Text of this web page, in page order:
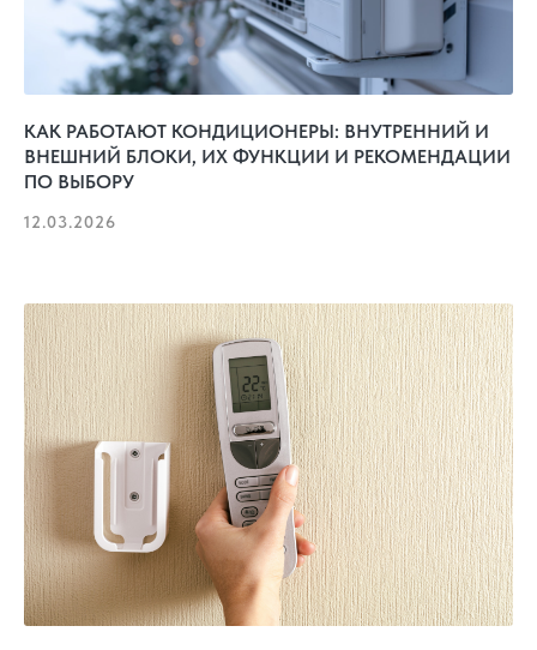
КАК РАБОТАЮТ КОНДИЦИОНЕРЫ: ВНУТРЕННИЙ И
ВНЕШНИЙ БЛОКИ, ИХ ФУНКЦИИ И РЕКОМЕНДАЦИИ
ПО ВЫБОРУ
12.03.2026